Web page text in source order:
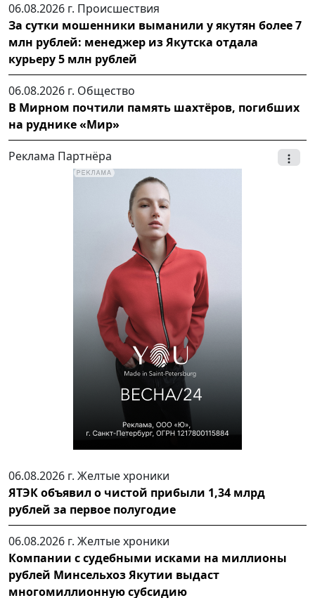
06.08.2026 г. Происшествия
За сутки мошенники выманили у якутян более 7
млн рублей: менеджер из Якутска отдала
курьеру 5 млн рублей
06.08.2026 г. Общество
В Мирном почтили память шахтёров, погибших
на руднике «Мир»
Реклама Партнёра
06.08.2026 г. Желтые хроники
ЯТЭК объявил о чистой прибыли 1,34 млрд
рублей за первое полугодие
06.08.2026 г. Желтые хроники
Компании с судебными исками на миллионы
рублей Минсельхоз Якутии выдаст
многомиллионную субсидию